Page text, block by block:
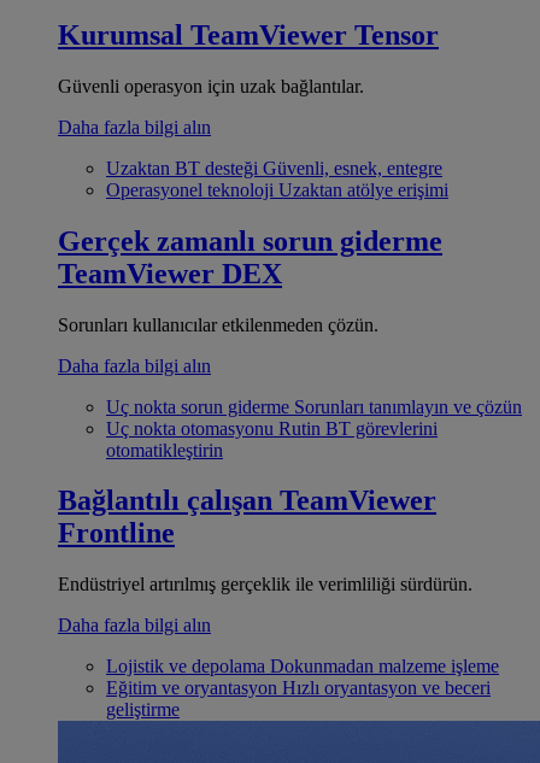
Kurumsal TeamViewer Tensor
Güvenli operasyon için uzak bağlantılar.
Daha fazla bilgi alın
Uzaktan BT desteği Güvenli, esnek, entegre
Operasyonel teknoloji Uzaktan atölye erişimi
Gerçek zamanlı sorun giderme
TeamViewer DEX
Sorunları kullanıcılar etkilenmeden çözün.
Daha fazla bilgi alın
Uç nokta sorun giderme Sorunları tanımlayın ve çözün
Uç nokta otomasyonu Rutin BT görevlerini
otomatikleştirin
Bağlantılı çalışan TeamViewer
Frontline
Endüstriyel artırılmış gerçeklik ile verimliliği sürdürün.
Daha fazla bilgi alın
Lojistik ve depolama Dokunmadan malzeme işleme
Eğitim ve oryantasyon Hızlı oryantasyon ve beceri
geliştirme